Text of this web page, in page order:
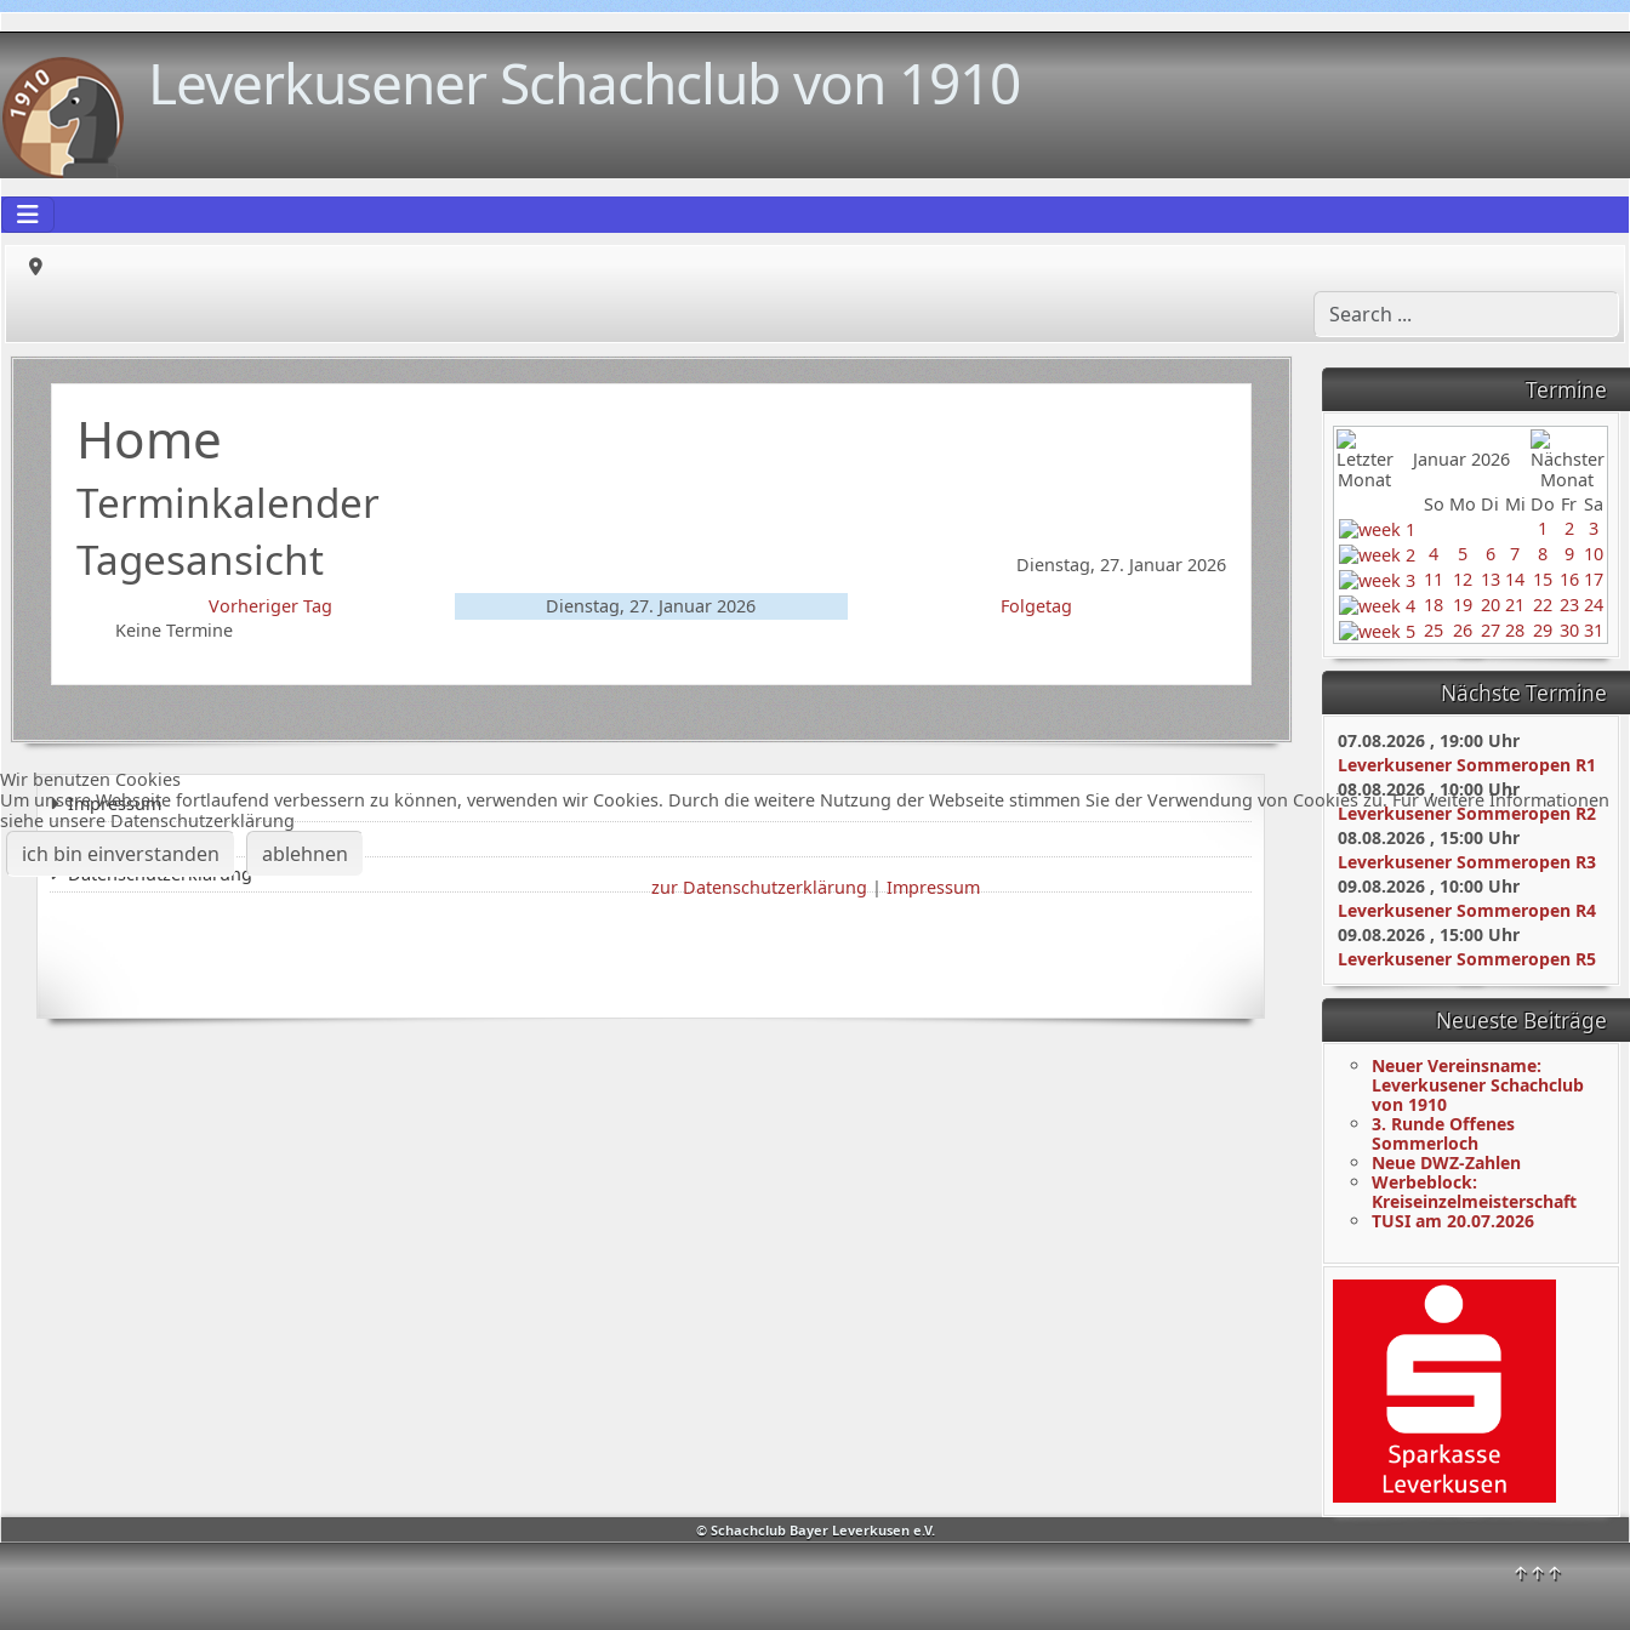
Leverkusener Schachclub von 1910
© Schachclub Bayer Leverkusen e.V.
↑↑↑
Termine
Januar 2026
So Mo Di Mi Do Fr Sa
1
2
3
4
5 6 7 8 9 10
11 12 13 14 15 16 17
18 19 20 21 22 23 24
25 26 27 28 29 30 31
Nächste Termine
07.08.2026, 19:00Uhr
Leverkusener Sommeropen R1
08.08.2026, 10:00Uhr
Leverkusener Sommeropen R2
08.08.2026, 15:00Uhr
Leverkusener Sommeropen R3
09.08.2026, 10:00Uhr
Leverkusener Sommeropen R4
09.08.2026, 15:00Uhr
Leverkusener Sommeropen R5
Neueste Beiträge
Neuer Vereinsname:
Leverkusener Schachclub
von 1910
3. Runde Offenes
Sommerloch
Neue DWZ-Zahlen
Werbeblock:
Kreiseinzelmeisterschaft
TUSI am 20.07.2026
Home
Terminkalender
Tagesansicht
Dienstag, 27. Januar 2026
Vorheriger Tag
Dienstag, 27. Januar 2026
Folgetag
Keine Termine
Impressum
Karte Bürgerhalle
Datenschutzerklärung
Wir benutzen Cookies
Um unsere Webseite fortlaufend verbessern zu können, verwenden wir Cookies. Durch die weitere Nutzung der Webseite stimmen Sie der Verwendung von Cookies zu. Für weitere Informationen
siehe unsere Datenschutzerklärung
ich bin einverstanden ablehnen
zur Datenschutzerklärung|Impressum